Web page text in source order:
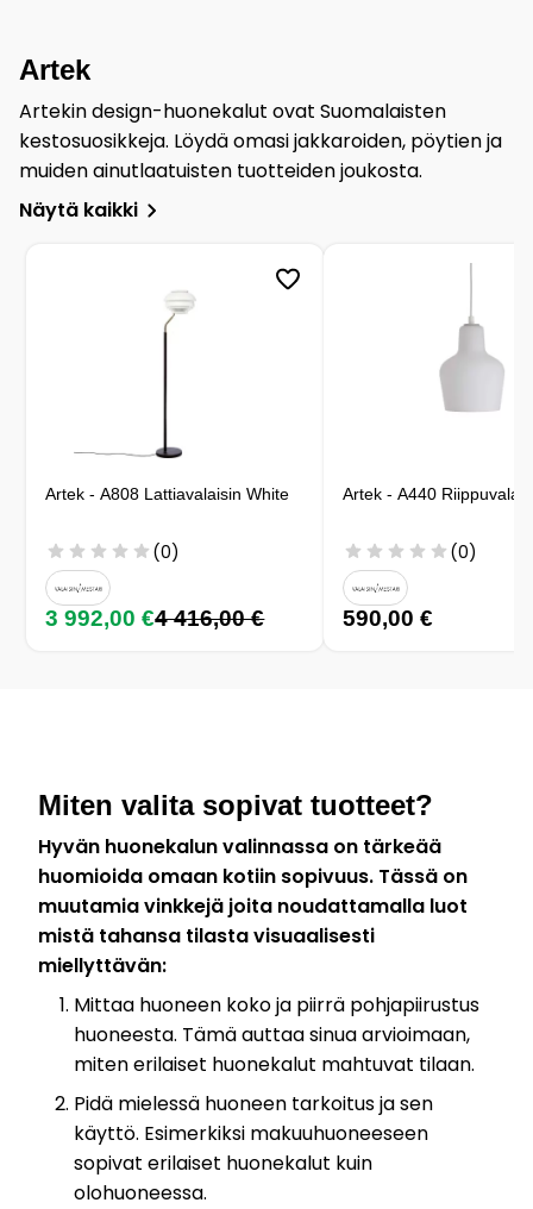
Artek
Artekin design-huonekalut ovat Suomalaisten
kestosuosikkeja. Löydä omasi jakkaroiden, pöytien ja
muiden ainutlaatuisten tuotteiden joukosta.
Näytä kaikki
Artek - A808 Lattiavalaisin White
(0)
3 992,00 €4 416,00 €
Artek - A440
(0)
590,00 €
Miten valita sopivat tuotteet?
Hyvän huonekalun valinnassa on tärkeää
huomioida omaan kotiin sopivuus. Tässä on
muutamia vinkkejä joita noudattamalla luot
mistä tahansa tilasta visuaalisesti
miellyttävän:
Mittaa huoneen koko ja piirrä pohjapiirustus
huoneesta. Tämä auttaa sinua arvioimaan,
miten erilaiset huonekalut mahtuvat tilaan.
Pidä mielessä huoneen tarkoitus ja sen
käyttö. Esimerkiksi makuuhuoneeseen
sopivat erilaiset huonekalut kuin
olohuoneessa.